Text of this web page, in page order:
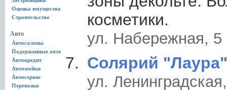
Оценка имущества
Строительство
Авто
Автосалоны
Подержанные авто
Автокредит
Автомойки
Автосервис
Перевозки
косметики.
ул. Набережная,
Солярий "Лаура"
ул.